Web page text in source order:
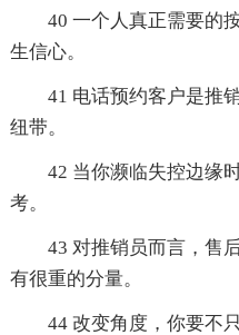
40 一个人真正需要的
生信心。
41 电话预约客户是推
纽带。
42 当你濒临失控边缘
考。
43 对推销员而言，售
有很重的分量。
44 改变角度，你要不